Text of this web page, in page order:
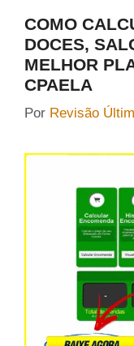
COMO
DOCES,
MELHOR
CPAELA
Por Revisão